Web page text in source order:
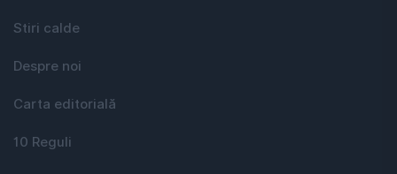
Stiri calde
Despre noi
Carta editorială
10 Reguli